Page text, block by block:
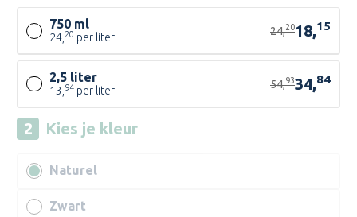
750 ml
24, 20 per liter
24,2018,15
2,5 liter
13, 94per liter
54,9334,84
Kies je kleur
Naturel
Zwart